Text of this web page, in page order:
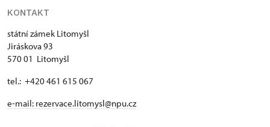
KONTAKT
státní zámek Litomyšl
Jiráskova 93
570 01 Litomyšl
tel.: +420 461 615 067
e-mail: rezervace.litomysl@npu.cz